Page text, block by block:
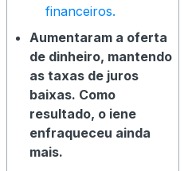
financeiros.
Aumentaram a oferta
de dinheiro, mantendo
as taxas de juros
baixas. Como
resultado, o iene
enfraqueceu ainda
mais.